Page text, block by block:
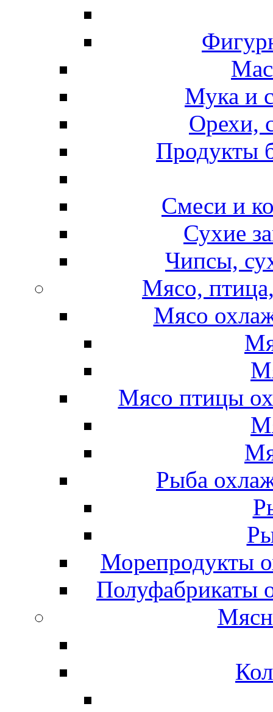
Мука и
Орехи,
Продукты
Смеси и
Сухие
Чипсы,
Мясо,
Мясо
Мясо птицы
Рыба
Морепродукты
Полуфабрикаты